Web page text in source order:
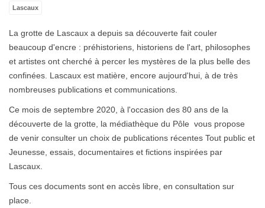
Lascaux
La grotte de Lascaux a depuis sa découverte fait couler
beaucoup d'encre : préhistoriens, historiens de l'art, philosophes
et artistes ont cherché à percer les mystères de la plus belle des
confinées. Lascaux est matière, encore aujourd'hui, à de très
nombreuses publications et communications.
Ce mois de septembre 2020, à l'occasion des 80 ans de la
découverte de la grotte, la médiathèque du Pôle vous propose
de venir consulter un choix de publications récentes Tout public et
Jeunesse, essais, documentaires et fictions inspirées par
Lascaux.
Tous ces documents sont en accès libre, en consultation sur
place.